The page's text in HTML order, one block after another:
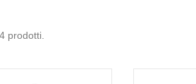
prodotti.